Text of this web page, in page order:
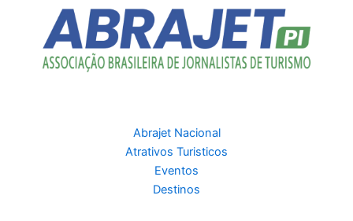
Abrajet Nacional
Atrativos Turisticos
Eventos
Destinos